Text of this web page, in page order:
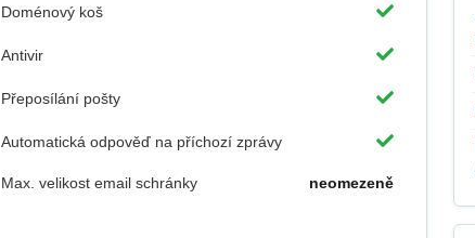
Doménový koš
Antivir
Přeposílání pošty
Automatická odpověď na příchozí zprávy
Max. velikost email schránky neomezeně